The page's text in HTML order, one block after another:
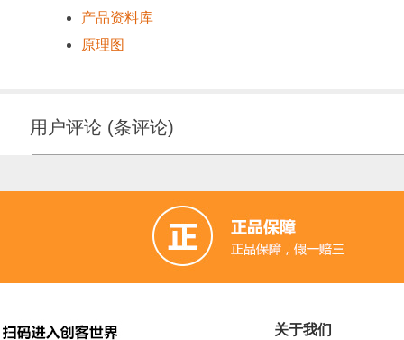
产品资料库
原理图
用户评论 (条评论)
关于我们